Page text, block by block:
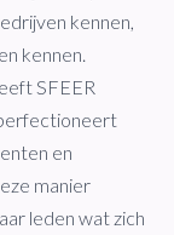
kennen,
kennen.
SFEER
en
manier
leden wat zich